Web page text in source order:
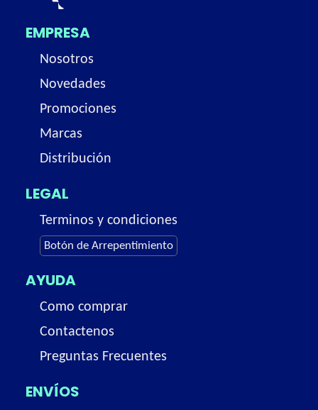
EMPRESA
Nosotros
Novedades
Promociones
Marcas
Distribución
LEGAL
Terminos y condiciones
Botón de Arrepentimiento
AYUDA
Como comprar
Contactenos
Preguntas Frecuentes
ENVÍOS